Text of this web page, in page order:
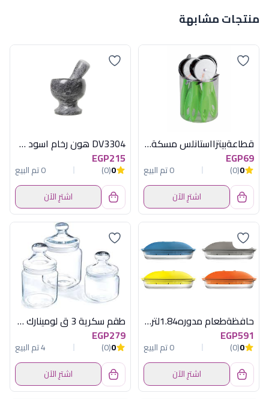
منتجات مشابهة
قطاعةبيتزااستانلس مسكةاخضركريستال كانيست
EGP69
0
(0)
0 تم البيع
اشترِ الآن
DV3304 هون رخام اسود ديفا
EGP215
0
(0)
0 تم البيع
اشترِ الآن
حافظةطعام مدوره1.84لتر غطاء بلاستيك زيست
EGP591
0
(0)
0 تم البيع
اشترِ الآن
طقم سكرية 3 ق لومينارك كلوب اماراتى
EGP279
0
(0)
4 تم البيع
اشترِ الآن